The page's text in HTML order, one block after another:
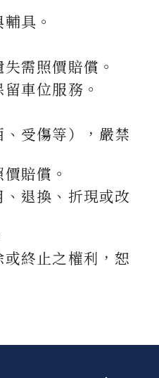
具。
需照價賠償。
車位服務。
受傷等），嚴禁
賠償。
退換、折現或改
終止之權利，恕